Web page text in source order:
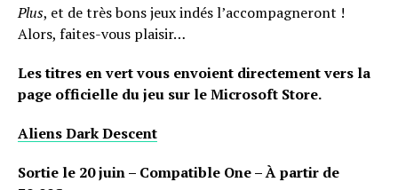
Plus, et de très bons jeux indés l’accompagneront !
Alors, faites-vous plaisir…
Les titres en vert vous envoient directement vers la
page officielle du jeu sur le Microsoft Store.
Aliens Dark Descent
Sortie le 20 juin – Compatible One – À partir de